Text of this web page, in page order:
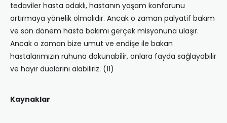
tedaviler hasta odaklı, hastanın yaşam konforunu
artırmaya yönelik olmalıdır. Ancak o zaman palyatif bakım
ve son dönem hasta bakımı gerçek misyonuna ulaşır.
Ancak o zaman bize umut ve endişe ile bakan
hastalarımızın ruhuna dokunabilir, onlara fayda sağlayabilir
ve hayır dualarını alabiliriz. (11)
Kaynaklar